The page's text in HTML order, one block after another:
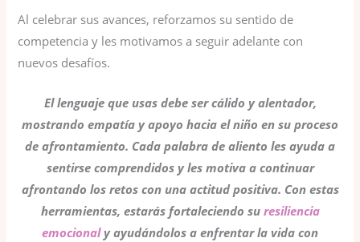
Al celebrar sus avances, reforzamos su sentido de
competencia y les motivamos a seguir adelante con
nuevos desafíos.
El lenguaje que usas debe ser cálido y alentador,
mostrando empatía y apoyo hacia el niño en su proceso
de afrontamiento. Cada palabra de aliento les ayuda a
sentirse comprendidos y les motiva a continuar
afrontando los retos con una actitud positiva. Con estas
herramientas, estarás fortaleciendo su resiliencia
emocionaly ayudándolos a enfrentar la vida con